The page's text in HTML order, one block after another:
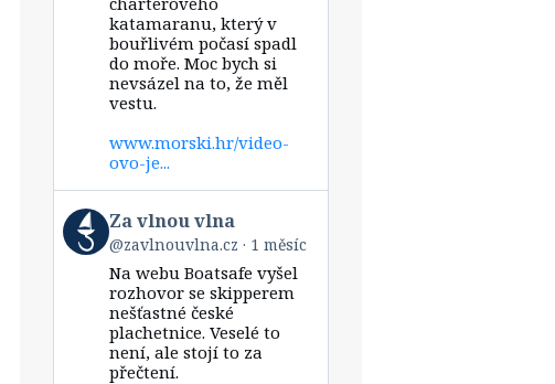
katamaranu, který v
bouřlivém počasí spadl
do moře. Moc bych si
nevsázel na to, že měl
vestu.
www.morski.hr/video-
ovo-je...
View
post
by
Bluesky
Za vlnou vlna
@zavlnouvlna.cz 1 měsíc
Na webu Boatsafe vyšel
rozhovor se skipperem
nešťastné české
plachetnice. Veselé to
není, ale stojí to za
přečtení.